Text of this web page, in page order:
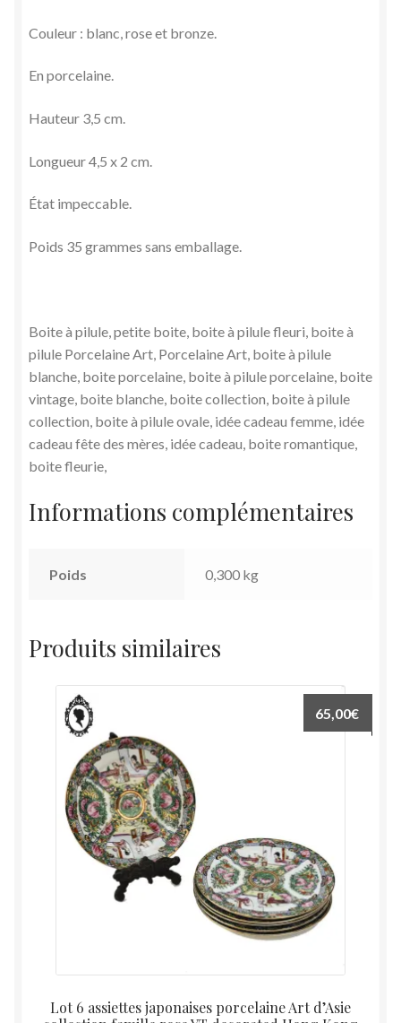
Couleur : blanc, rose et bronze.
En porcelaine.
Hauteur 3,5 cm.
Longueur 4,5 x 2 cm.
État impeccable.
Poids 35 grammes sans emballage.
Boite à pilule, petite boite, boite à pilule fleuri, boite à
pilule Porcelaine Art, Porcelaine Art, boite à pilule
blanche, boite porcelaine, boite à pilule porcelaine, boite
vintage, boite blanche, boite collection, boite à pilule
collection, boite à pilule ovale, idée cadeau femme, idée
cadeau fête des mères, idée cadeau, boite romantique,
boite fleurie,
Informations complémentaires
Poids 0,300 kg
Produits similaires
Lot 6 assiettes japonaises porcelaine Art d’Asie
65,00€